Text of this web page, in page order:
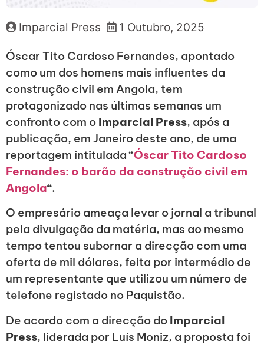
Imparcial Press 1 Outubro, 2025
Óscar Tito Cardoso Fernandes, apontado
como um dos homens mais influentes da
construção civil em Angola, tem
protagonizado nas últimas semanas um
confronto com o Imparcial Press, após a
publicação, em Janeiro deste ano, de uma
reportagem intitulada “Óscar Tito Cardoso
Fernandes: o barão da construção civil em
Angola“.
O empresário ameaça levar o jornal a tribunal
pela divulgação da matéria, mas ao mesmo
tempo tentou subornar a direcção com uma
oferta de mil dólares, feita por intermédio de
um representante que utilizou um número de
telefone registado no Paquistão.
De acordo com a direcção do Imparcial
Press, liderada por Luís Moniz, a proposta foi